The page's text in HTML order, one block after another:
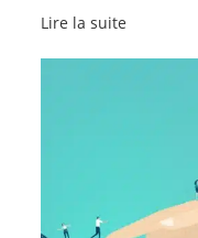
Lire la suite